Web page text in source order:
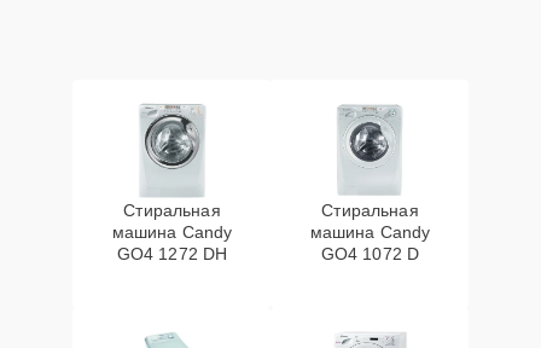
Стиральная
машина Candy
GO4 1272 DH
Стиральная
машина Candy
GO4 1072 D